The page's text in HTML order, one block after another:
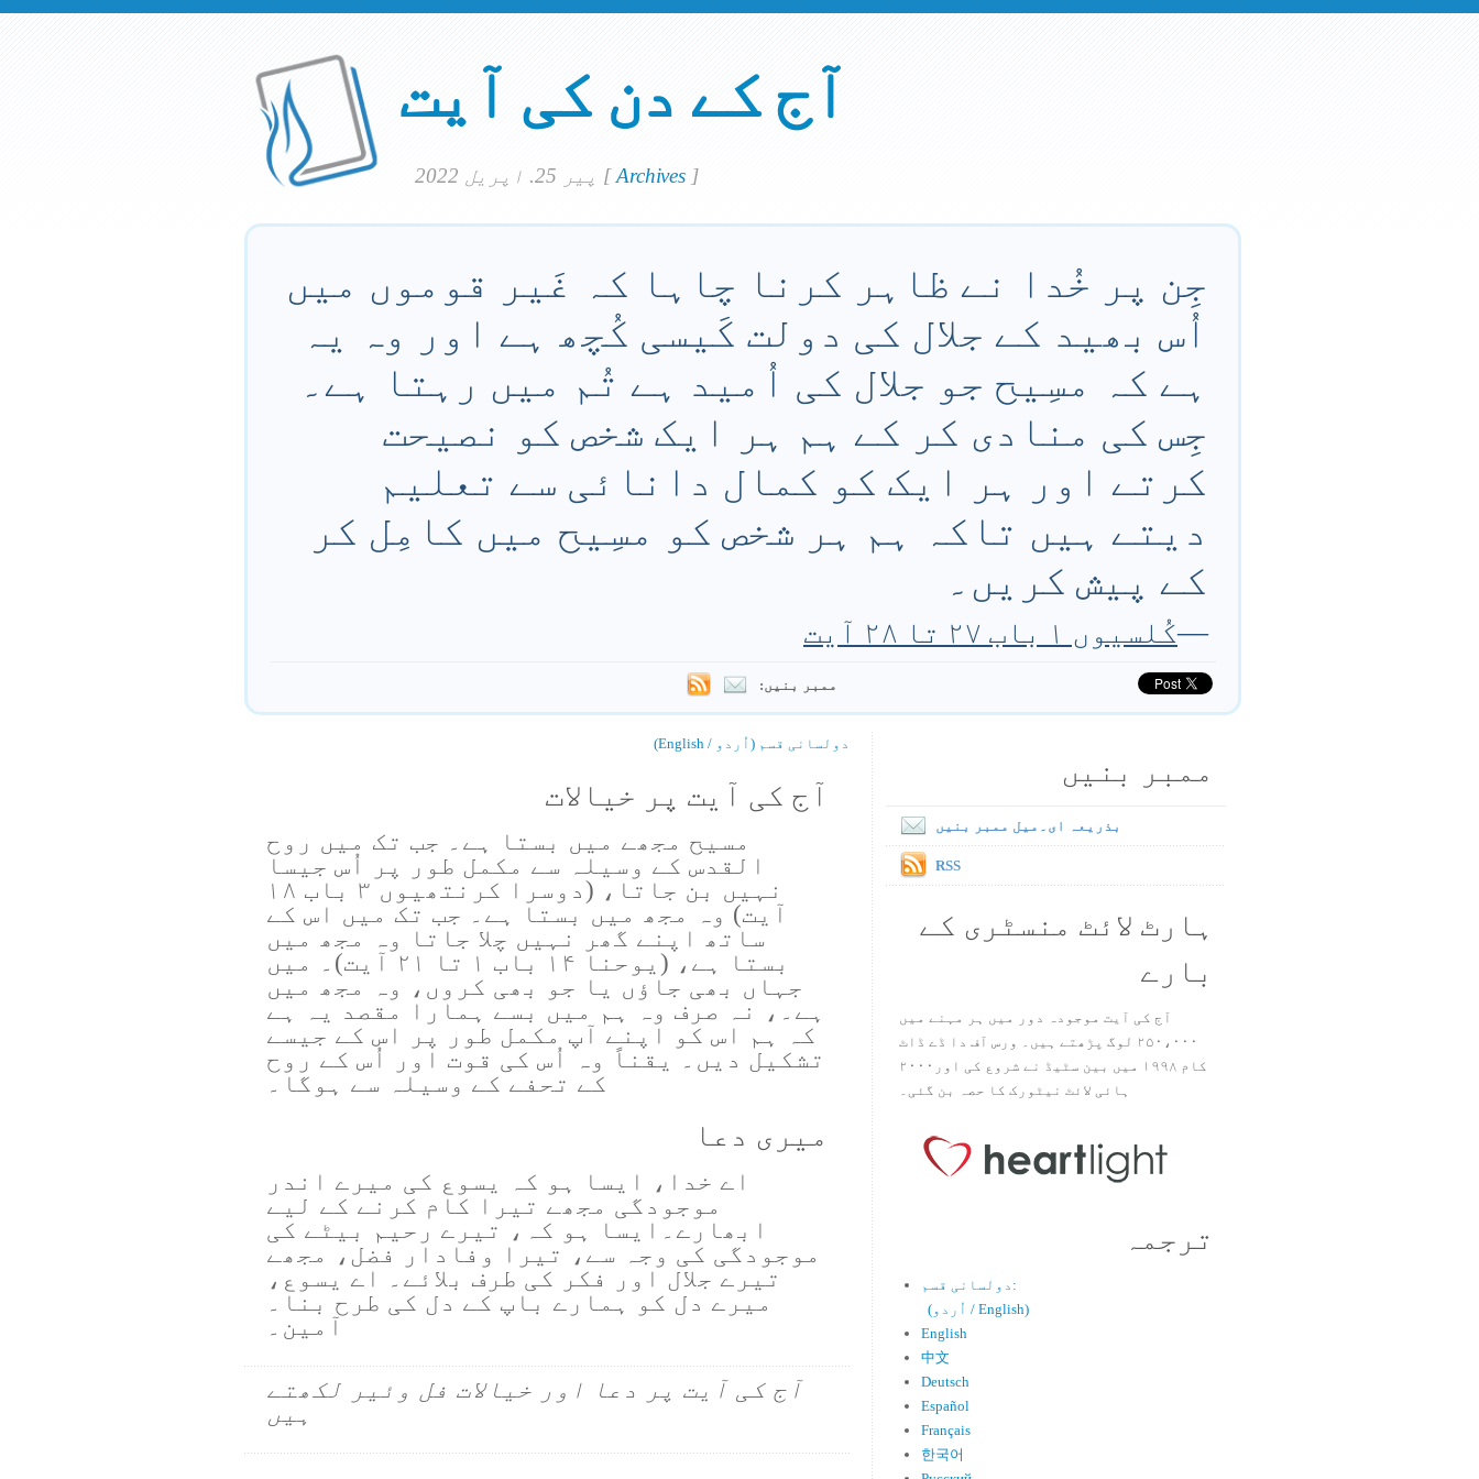
آج کے دن کی آیت
[Archives ]
جِن پر خُدا نے ظاہر کرنا چاہا کہ غَیر قوموں میں
اُس بھید کے جلال کی دولت کَیسی کُچھ ہے اور وہ یہ
ہے کہ مسِیح جو جلال کی اُمید ہے تُم میں رہتا ہے۔
جِس کی منادی کر کے ہم ہر ایک شخص کو نصیحت
کرتے اور ہر ایک کو کمال دانائی سے تعلیم
دیتے ہیں تاکہ ہم ہر شخص کو مسِیح میں کامِل کر
کے پیش کریں۔
—کُلسیوں ۱ باب ۲۷ تا ۲۸ آیت
ممبر بنیں:
دولسانی قسم (اُردو / English)
آج کی آیت پر خیالات
مسیح مجھے میں بستا ہے۔ جب تک میں روح
القدس کے وسیلہ سے مکمل طور پر اُس جیسا
نہیں بن جاتا، (دوسرا کرنتھیوں ۳ باب ۱۸
آیت) وہ مجھ میں بستا ہے۔ جب تک میں اس کے
ساتھ اپنے گھر نہیں چلا جاتا وہ مجھ میں
بستا ہے، (یوحنا ۱۴ باب ۱ تا ۲۱ آیت)۔ میں
جہاں بھی جاؤں یا جو بھی کروں، وہ مجھ میں
ہے۔، نہ صرف وہ ہم میں بسے ہمارا مقصد یہ ہے
کہ ہم اس کو اپنے آپ مکمل طور پر اس کے جیسے
تشکیل دیں۔ یقناً وہ اُس کی قوت اور اُس کے روح
کے تحفے کے وسیلہ سے ہوگا۔
میری دعا
اے خدا، ایسا ہو کہ یسوع کی میرے اندر
موجودگی مجھے تیرا کام کرنے کے لیے
ابھارے۔ایسا ہو کہ، تیرے رحیم بیٹے کی
موجودگی کی وجہ سے، تیرا وفادار فضل، مجھے
تیرے جلال اور فکر کی طرف بلائے۔ اے یسوع،
میرے دل کو ہمارے باپ کے دل کی طرح بنا۔
آمین۔
آج کی آیت پر دعا اور خیالات فل وئیر لکھتے
ہیں
ممبر بنیں
بذریعہ ای۔میل ممبر بنیں
RSS
ہارٹ لائٹ منسٹری کے
بارے
آج کی آیت موجودہ دور میں ہر مہنے میں
۲۵۰،۰۰۰ لوگ پڑھتے ہیں۔ ورس آف دا ڈے ڈاٹ
کام ۱۹۹۸ میں بین سٹیڈ نے شروع کی اور۲۰۰۰
ہائی لائٹ نیٹورک کا حصہ بن گئی۔
ترجمہ
دولسانی قسم:
(اُردو / English)
English
中文
Deutsch
Español
Français
한국어